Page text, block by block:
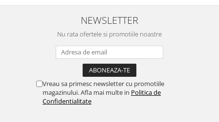
NEWSLETTER
Nu rata ofertele si promotiile noastre
Vreau sa primesc newsletter cu promotiile
magazinului. Afla mai multe in Politica de
Confidentialitate